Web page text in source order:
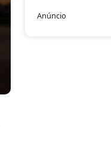
Anúncio